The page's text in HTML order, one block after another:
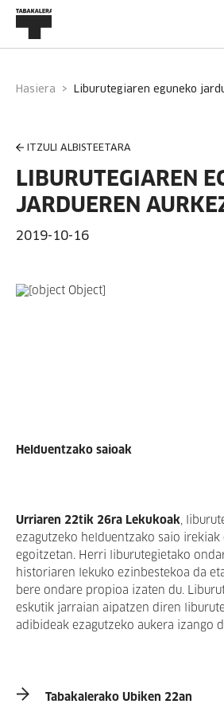
Hasiera liburutegiaren eguneko
ITZULI ALBISTEETARA
LIBURUTEGIAREN
JARDUEREN
2019-10-16
Helduentzako saioak
Urriaren 22tik 26ra Lekukoak,
ezagutzeko helduentzako saio
egoitzetan. Herri liburutegietako
historiaren lekuko ezinbestekoa da
bere ondare propioa izaten du.
eskutik jarraian aipatzen diren
adibideak ezagutzeko aukera izango
Tabakalerako Ubiken 22an